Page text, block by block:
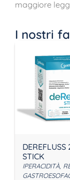
maggiore
I nostri
DEREFLUSS
STICK
IPERACIDITÀ,